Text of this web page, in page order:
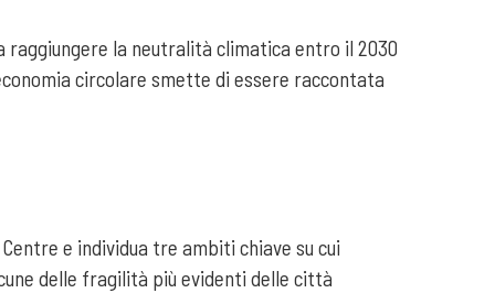
raggiungere la neutralità climatica entro il 2030
circolare smette di essere raccontata
e individua tre ambiti chiave su cui
delle fragilità più evidenti delle città